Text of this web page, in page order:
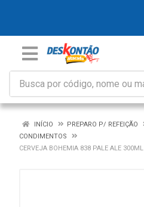
INÍCIO
PREPARO P/ REFEIÇÃO
CONDIMENTOS
CERVEJA BOHEMIA 838 PALE ALE 300ML